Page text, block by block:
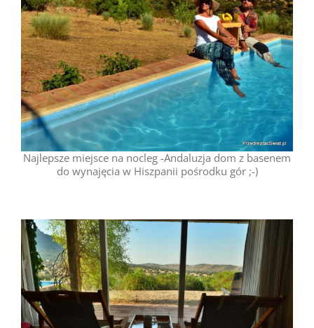
Najlepsze miejsce na nocleg -Andaluzja dom z basenem
do wynajęcia w Hiszpanii pośrodku gór ;-)